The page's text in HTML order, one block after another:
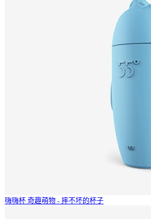
嗨嗨杯 奇趣萌物 - 摔不坏的杯子